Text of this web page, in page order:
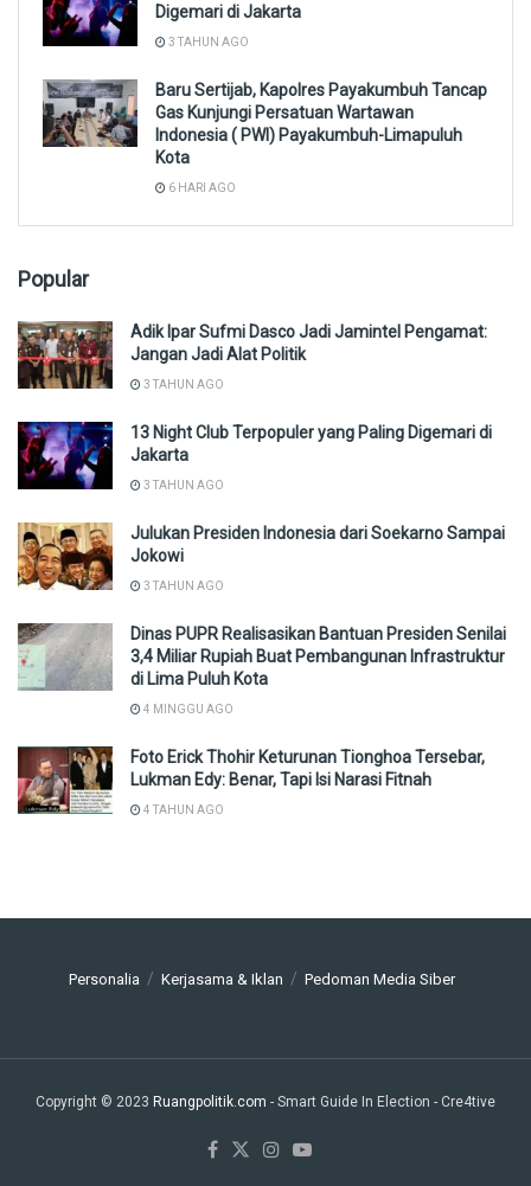
Digemari di Jakarta
3 TAHUN AGO
Baru Sertijab, Kapolres Payakumbuh Tancap
Gas Kunjungi Persatuan Wartawan
Indonesia ( PWI) Payakumbuh-Limapuluh
Kota
6 HARI AGO
Popular
Adik Ipar Sufmi Dasco Jadi Jamintel Pengamat:
Jangan Jadi Alat Politik
3 TAHUN AGO
13 Night Club Terpopuler yang Paling Digemari di
Jakarta
3 TAHUN AGO
Julukan Presiden Indonesia dari Soekarno Sampai
Jokowi
3 TAHUN AGO
Dinas PUPR Realisasikan Bantuan Presiden Senilai
3,4 Miliar Rupiah Buat Pembangunan Infrastruktur
di Lima Puluh Kota
4 MINGGU AGO
Foto Erick Thohir Keturunan Tionghoa Tersebar,
Lukman Edy: Benar, Tapi Isi Narasi Fitnah
4 TAHUN AGO
Personalia Kerjasama & Iklan Pedoman Media Siber
Copyright © 2023 Ruangpolitik.com - Smart Guide In Election - Cre4tive